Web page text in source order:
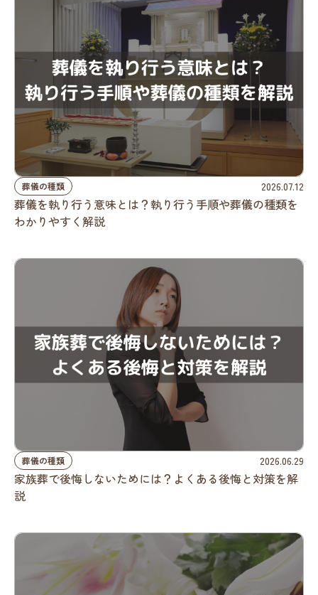
葬儀の種類 2026.07.12
葬儀を執り行う意味とは？執り行う手順や葬儀の種類を
わかりやすく解説
葬儀の種類 2026.06.29
家族葬で後悔しないためには？よくある後悔と対策を解
説